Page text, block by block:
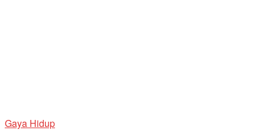
Gaya Hidup